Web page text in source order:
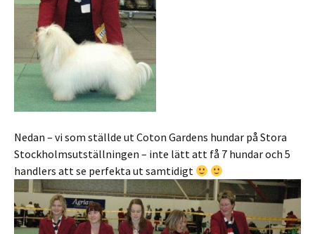
Nedan – vi som ställde ut Coton Gardens hundar på Stora
Stockholmsutställningen – inte lätt att få 7 hundar och 5
handlers att se perfekta ut samtidigt